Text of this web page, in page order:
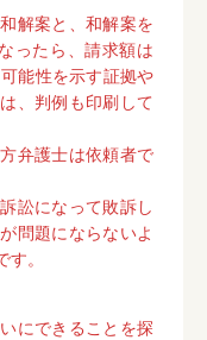
解案と、和解案を
ったら、請求額は
能性を示す証拠や
、判例も印刷して
弁護士は依頼者で
訟になって敗訴し
問題にならないよ
。
にできることを探